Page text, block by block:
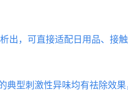
出，可直接适配日用品、接
型刺激性异味均有祛除效果